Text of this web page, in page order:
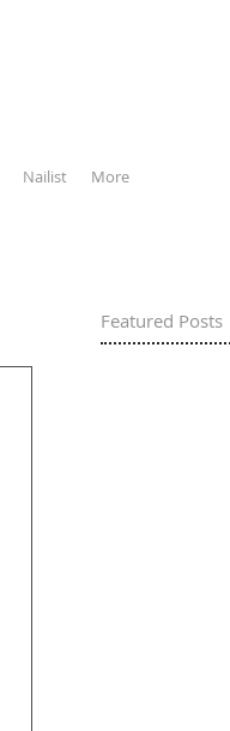
Nailist More
Featured Posts